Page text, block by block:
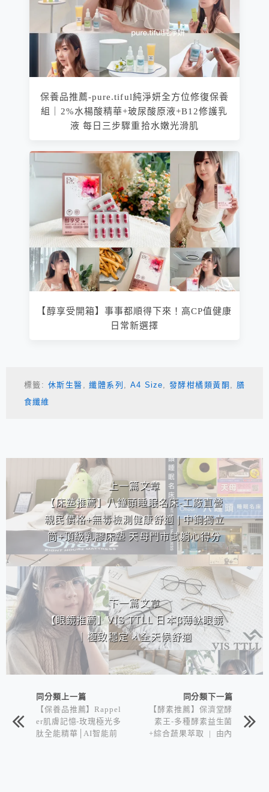
保養品推薦-pure.tiful純淨妍全方位修復保養
組｜2%水楊酸精華+玻尿酸原液+B12修護乳
液 每日三步驟重拾水嫩光滑肌
【醇享受開箱】事事都順得下來！高CP值健康
日常新選擇
標籤: 休斯生醫 ,纖體系列 , A4 Size, 發酵柑橘類黃酮 , 膳
食纖維
上一篇文章
【床墊推薦】八鐘頭睡眠名床-工廠直營
親民價格+無毒檢測健康舒適 | 中鋼獨立
筒+頂級乳膠床墊 天母門市試躺心得分
享
下一篇文章
【眼鏡推薦】VIS TTLL 日本β薄鈦眼鏡
｜極致穩定 × 全天候舒適
同分類上一篇
【保養品推薦】Rappel
er肌膚記憶-玫瑰極光多
肽全能精華│AI智能前
同分類下一篇
【酵素推薦】保濟堂酵
素王-多種酵素益生菌
+綜合蔬果萃取 | 由內